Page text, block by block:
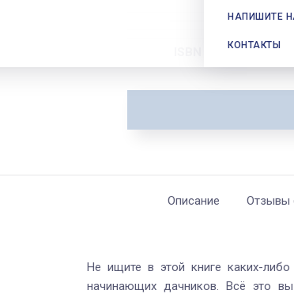
НАПИШИТЕ
КОНТАКТЫ
Описание Отзывы
Не ищите в этой книге каких-
начинающих дачников. Всё это